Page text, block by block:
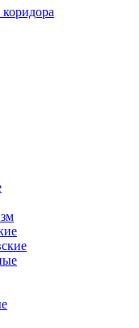
коридора